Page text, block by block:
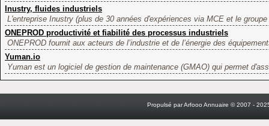
Inustry, fluides industriels
L'entreprise Inustry (plus de 30 années d'expériences via MCE et le
ONEPROD productivité et fiabilité des processus industriels
ONEPROD fournit aux acteurs de l’industrie et de l’énergie des
Yuman.io
Yuman est un logiciel de gestion de maintenance (GMAO) qui permet
Propulsé par Arfooo Annuaire © 2007 -